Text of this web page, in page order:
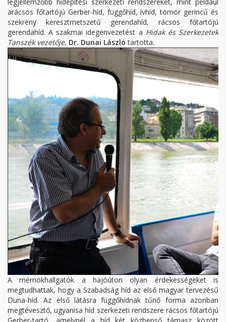
arácsos főtartójú Gerber-híd, függőhíd, ívhíd, tömör gerincű és
szekrény keresztmetszetű gerendahíd, rácsos főtartójú
gerendahíd. A szakmai idegenvezetést a Hidak és Szerkezetek
Tanszék vezetője, Dr. Dunai László tartotta.
A mérnökhallgatók a hajóúton olyan érdekességeket is
megtudhattak, hogy a Szabadság híd az első magyar tervezésű
Duna-híd. Az első látásra függőhídnak tűnő forma azonban
megtévesztő, ugyanisa híd szerkezeti rendszere rácsos főtartójú